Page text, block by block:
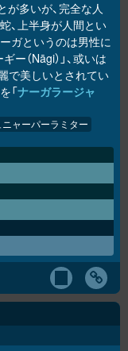
が多いが、完全な人
、上半身が人間とい
ガというのは男性に
（Nāgi）」、或いは
麗で美しいとされてい
「ナーガラージャ
ャーパーラミター